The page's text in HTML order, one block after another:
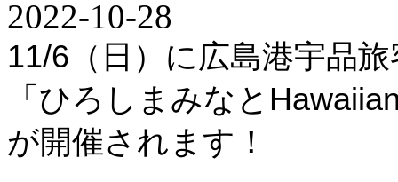
2022-10-28
11/6 （日）に広島港宇品
「 ひろしまみなと
が開催されます！